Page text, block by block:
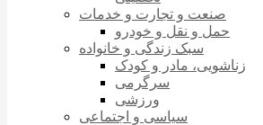
صنعت و تجارت و خدمات
حمل و نقل و خودرو
سبک زندگی و خانواده
زناشویی، مادر و کودک
سرگرمی
ورزشی
سیاسی و اجتماعی